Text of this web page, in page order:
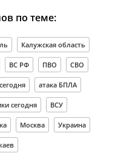
по теме:
Калужская область
ВС РФ ПВО СВО
атака БПЛА
сегодня ВСУ
Москва Украина